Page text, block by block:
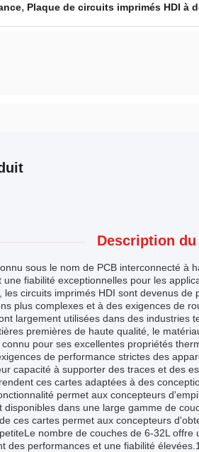
, Plaque de circuits imprimés HDI à
Description
sous le nom de PCB interconnecté à
fiabilité exceptionnelles pour les
les circuits imprimés HDI sont devenus
plus complexes et à des exigences de
largement utilisées dans des industries
premières de haute qualité, le
pour ses excellentes propriétés
de performance strictes des
capacité à supporter des traces et des
ces cartes adaptées à des
permet aux concepteurs
disponibles dans une large gamme de
ces cartes permet aux concepteurs
nombre de couches de 6-32L
des performances et une fiabilité